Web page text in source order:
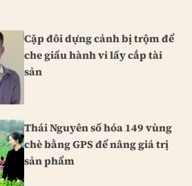
Cặp đôi dựng cảnh bị trộm để
che giấu hành vi lấy cắp tài
sản
Thái Nguyên số hóa 149 vùng
chè bằng GPS để nâng giá trị
sản phẩm